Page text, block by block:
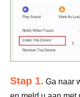
Stap 1. Ga naar